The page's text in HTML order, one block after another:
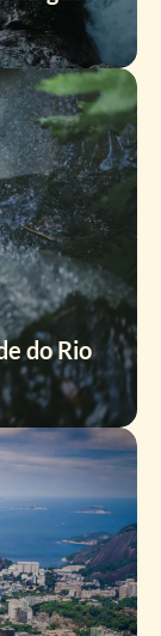
do Rio